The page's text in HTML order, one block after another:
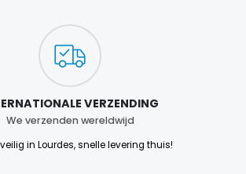
VERZENDING
We verzenden wereldwijd
in Lourdes, snelle levering thuis!